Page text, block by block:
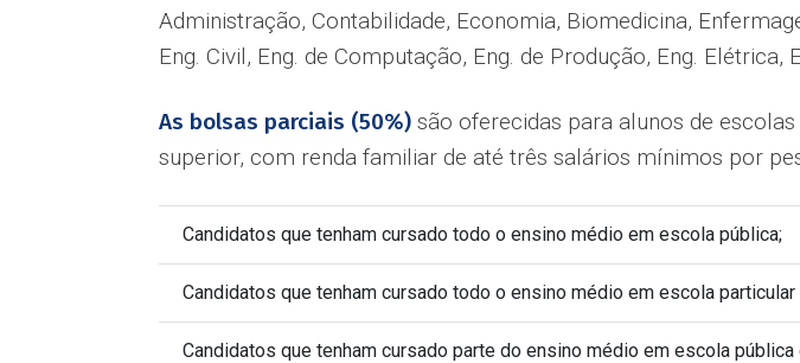
Administração, Contabilidade, Economia, Biomedicina,
Eng. Civil, Eng. de Computação, Eng. de Produção, Eng.
As bolsas parciais (50%)são oferecidas para alunos de
superior, com renda familiar de até três salários mínimos por
Candidatos que tenham cursado todo o ensino médio em escola pública;
Candidatos que tenham cursado todo o ensino médio em escola
Candidatos que tenham cursado parte do ensino médio em escola